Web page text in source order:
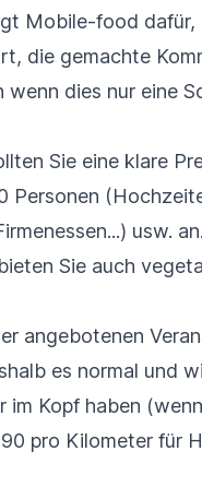
Mobile-food
die gemachte
dies nur eine
Sie eine klare
Personen
usw.
Sie auch
angebotenen
es normal und
im Kopf haben
pro Kilometer für